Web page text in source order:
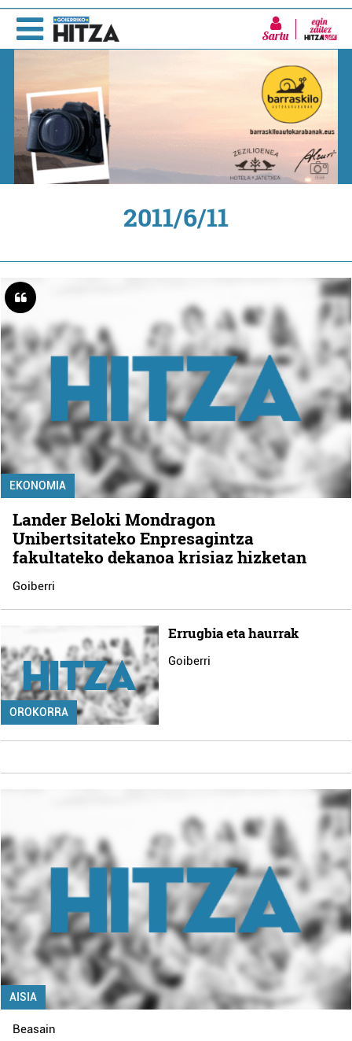
Sartu
2011/6/11
EKONOMIA
Lander Beloki Mondragon
Unibertsitateko Enpresagintza
fakultateko dekanoa krisiaz hizketan
Goiberri
OROKORRA
Errugbia eta haurrak
Goiberri
AISIA
Beasain